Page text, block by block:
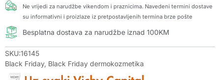
Ne vrijedi za narudžbe vikendom i praznicima. Navedeni termini dostave
su informativni i proizlaze iz pretpostavljenih termina brze pošte
Besplatna dostava za narudžbe iznad 100KM
SKU:16145
Black Friday, Black Friday dermokozmetika